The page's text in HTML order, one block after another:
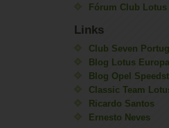
Fórum Club Lotus
Links
Club Seven
Blog Lotus Europa
Blog Opel
Classic Team
Ricardo Santos
Ernesto Neves